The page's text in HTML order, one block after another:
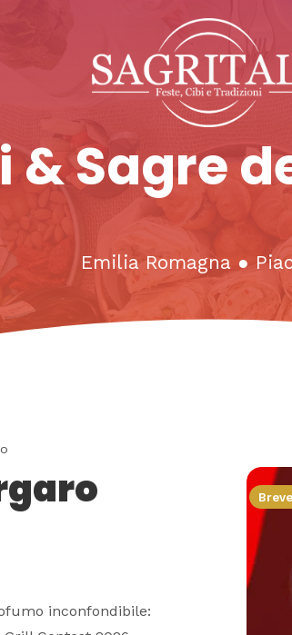
& Sagre
Emilia Romagna ●
inconfondibile:
Breve